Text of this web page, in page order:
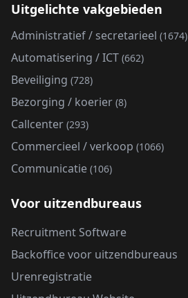
Uitgelichte vakgebieden
Administratief / secretarieel (1674)
Automatisering / ICT (662)
Beveiliging (728)
Bezorging / koerier (8)
Callcenter (293)
Commercieel / verkoop (1066)
Communicatie (106)
Voor uitzendbureaus
Recruitment Software
Backoffice voor uitzendbureaus
Urenregistratie